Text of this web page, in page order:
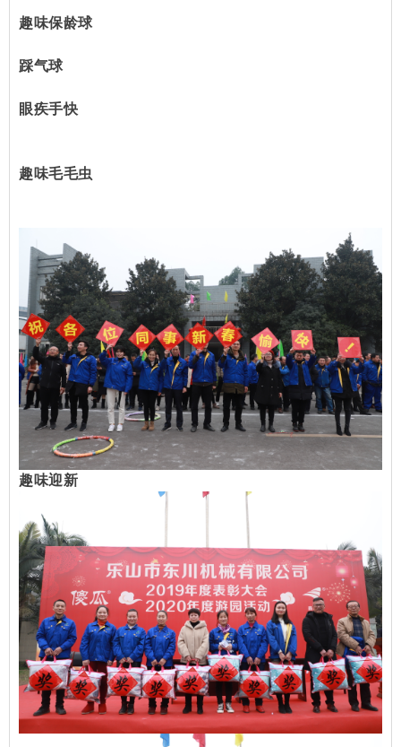
趣味保龄球
踩气球
眼疾手快
趣味毛毛虫
趣味迎新